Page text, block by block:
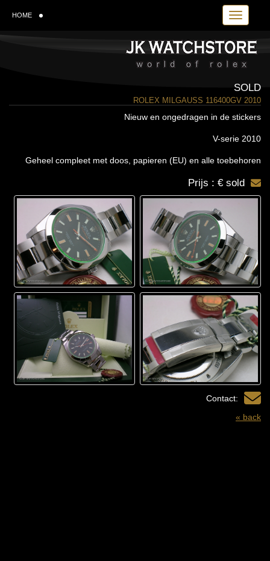
Toggle
HOME
SOLD
ROLEX MILGAUSS 116400GV 2010
Nieuw en ongedragen in de stickers
V-serie 2010
Geheel compleet met doos, papieren (EU) en alle toebehoren
Prijs : € sold
Contact:
« back